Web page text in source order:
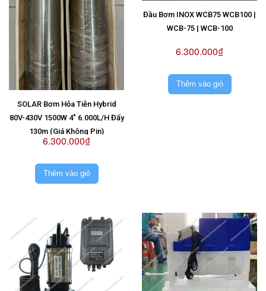
SOLAR Bơm Hỏa Tiễn Hybrid
80V-430V 1500W 4" 6.000L/H Đẩy
130m (Giá Không Pin)
6.300.000₫
Thêm vào giỏ
Đầu Bơm INOX WCB75 WCB100 |
WCB-75 | WCB-100
6.300.000₫
Thêm vào giỏ